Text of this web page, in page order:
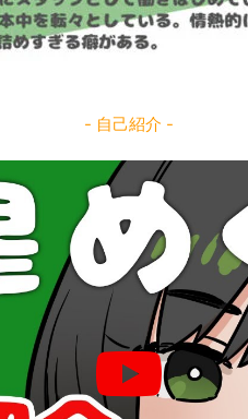
- 自己紹介 -